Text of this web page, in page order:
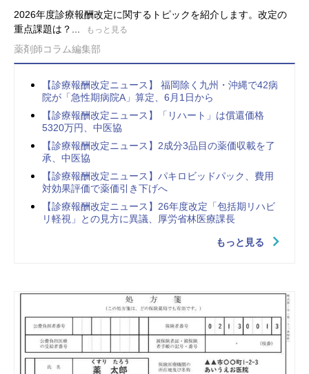
2026年度診療報酬改定に関するトピックを紹介します。改定の
重点課題は？...
もっと見る
薬剤師コラム編集部
【診療報酬改定ニュース】 福岡除く九州・沖縄で42病
院が「急性期病院A」算定、6月1日から
【診療報酬改定ニュース】「リハート」は償還価格
5320万円、中医協
【診療報酬改定ニュース】2成分3品目の薬価収載を了
承、中医協
【診療報酬改定ニュース】パキロビッドパック、費用
対効果評価で薬価引き下げへ
【診療報酬改定ニュース】26年度改定「包括期リハビ
リ軽視」との見方に異議、厚労省林医療課長
もっと見る